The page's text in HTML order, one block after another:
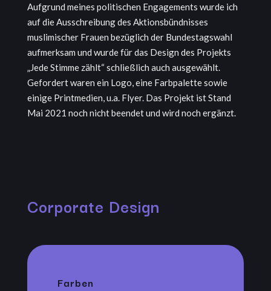
Aufgrund meines politischen Engagements wurde ich
auf die Ausschreibung des Aktionsbündnisses
muslimischer Frauen bezüglich der Bundestagswahl
aufmerksam und wurde für das Design des Projekts
„Jede Stimme zählt“ schließlich auch ausgewählt.
Gefordert waren ein Logo, eine Farbpalette sowie
einige Printmedien, u.a. Flyer. Das Projekt ist Stand
Mai 2021 noch nicht beendet und wird noch ergänzt.
Corporate Design
Farben